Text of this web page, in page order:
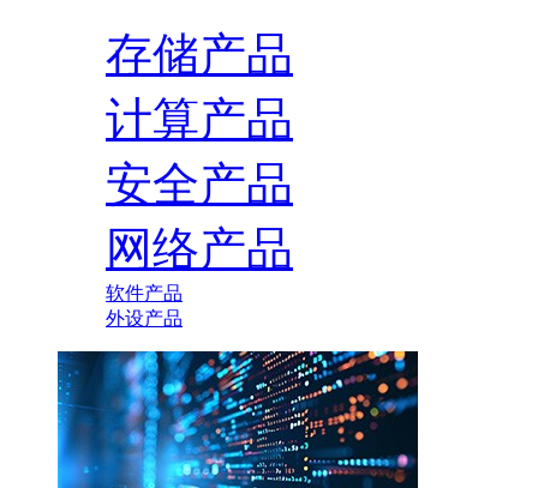
存储产品
计算产品
安全产品
网络产品
软件产品
外设产品